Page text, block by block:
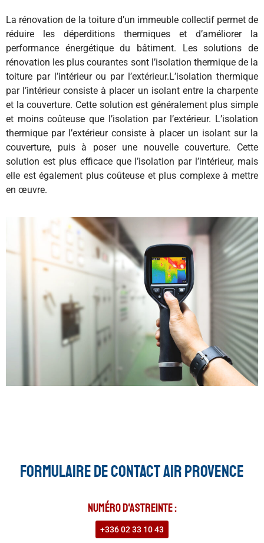
La rénovation de la toiture d’un immeuble collectif permet de
réduire les déperditions thermiques et d’améliorer la
performance énergétique du bâtiment. Les solutions de
rénovation les plus courantes sont l’isolation thermique de la
toiture par l’intérieur ou par l’extérieur.L’isolation thermique
par l’intérieur consiste à placer un isolant entre la charpente
et la couverture. Cette solution est généralement plus simple
et moins coûteuse que l’isolation par l’extérieur. L’isolation
thermique par l’extérieur consiste à placer un isolant sur la
couverture, puis à poser une nouvelle couverture. Cette
solution est plus efficace que l’isolation par l’intérieur, mais
elle est également plus coûteuse et plus complexe à mettre
en œuvre.
Formulaire de contact Air Provence
Numéro d'astreinte :
+336 02 33 10 43